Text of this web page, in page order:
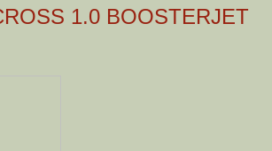
1.0 BOOSTERJET